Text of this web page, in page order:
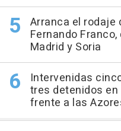
Arranca el rodaje
Fernando
Madrid y Soria
Intervenidas
tres detenidos
frente a las